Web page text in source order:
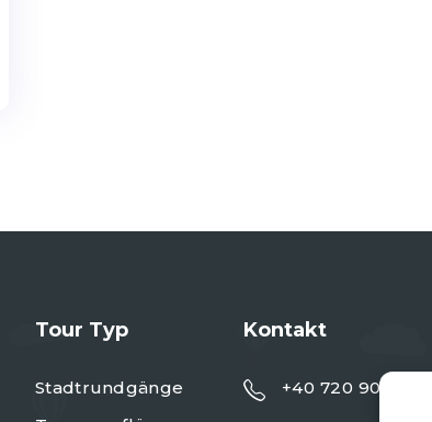
Tour Typ
Stadtrundgänge
Kontakt
+40 720 901 091